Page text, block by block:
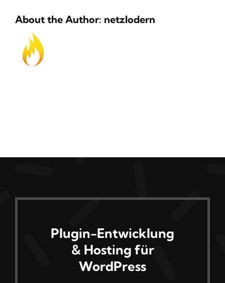
About the Author: netzlodern
Plugin-Entwicklung
& Hosting für
WordPress